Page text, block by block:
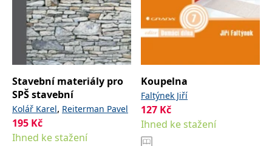
Stavební materiály pro
SPŠ stavební
Kolář Karel, Reiterman Pavel
195 Kč
Ihned ke stažení
Koupelna
Faltýnek Jiří
127 Kč
Ihned ke stažení